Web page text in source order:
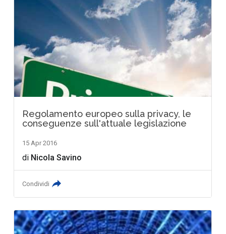
Regolamento europeo sulla privacy, le
conseguenze sull'attuale legislazione
15 Apr 2016
di Nicola Savino
Condividi